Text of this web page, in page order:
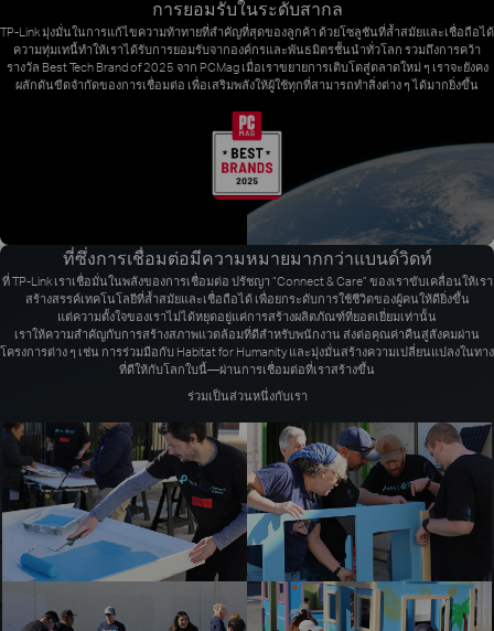
การยอมรับในระดับสากล
TP-Link มุ่งมั่นในการแก้ไขความท้าทายที่สำคัญที่สุดของลูกค้า ด้วยโซลูชันที่ล้ำสมัยและเชื่อถือได้
ความทุ่มเทนี้ทำให้เราได้รับการยอมรับจากองค์กรและพันธมิตรชั้นนำทั่วโลก รวมถึงการคว้า
รางวัล Best Tech Brand of 2025 จาก PCMag เมื่อเราขยายการเติบโตสู่ตลาดใหม่ ๆ เราจะยังคง
ผลักดันขีดจำกัดของการเชื่อมต่อ เพื่อเสริมพลังให้ผู้ใช้ทุกที่สามารถทำสิ่งต่าง ๆ ได้มากยิ่งขึ้น
ที่ซึ่งการเชื่อมต่อมีความหมายมากกว่าแบนด์วิดท์
ที่ TP-Link เราเชื่อมั่นในพลังของการเชื่อมต่อ ปรัชญา “Connect & Care” ของเราขับเคลื่อนให้เรา
สร้างสรรค์เทคโนโลยีที่ล้ำสมัยและเชื่อถือได้ เพื่อยกระดับการใช้ชีวิตของผู้คนให้ดียิ่งขึ้น
แต่ความตั้งใจของเราไม่ได้หยุดอยู่แค่การสร้างผลิตภัณฑ์ที่ยอดเยี่ยมเท่านั้น
เราให้ความสำคัญกับการสร้างสภาพแวดล้อมที่ดีสำหรับพนักงาน ส่งต่อคุณค่าคืนสู่สังคมผ่าน
โครงการต่าง ๆ เช่น การร่วมมือกับ Habitat for Humanity และมุ่งมั่นสร้างความเปลี่ยนแปลงในทาง
ที่ดีให้กับโลกใบนี้—ผ่านการเชื่อมต่อที่เราสร้างขึ้น
ร่วมเป็นส่วนหนึ่งกับเรา